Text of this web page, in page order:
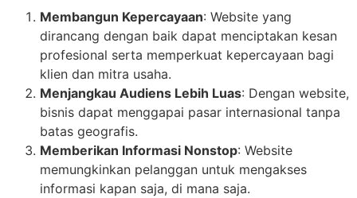
Membangun Kepercayaan: Website yang
dirancang dengan baik dapat menciptakan kesan
profesional serta memperkuat kepercayaan bagi
klien dan mitra usaha.
Menjangkau Audiens Lebih Luas: Dengan website,
bisnis dapat menggapai pasar internasional tanpa
batas geografis.
Memberikan Informasi Nonstop: Website
memungkinkan pelanggan untuk mengakses
informasi kapan saja, di mana saja.